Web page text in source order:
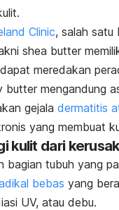
Clinic, salah satu
shea butter
meredakan
butter mengandung
gejala dermatitis
yang membuat
kulit dari
bagian tubuh yang
bebas yang
UV, atau debu.